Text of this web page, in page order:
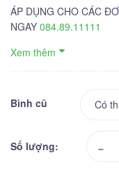
ÁP DỤNG CHO CÁC
NGAY 084.89.11111
Xem thêm
Bình cũ
Số lượng: -